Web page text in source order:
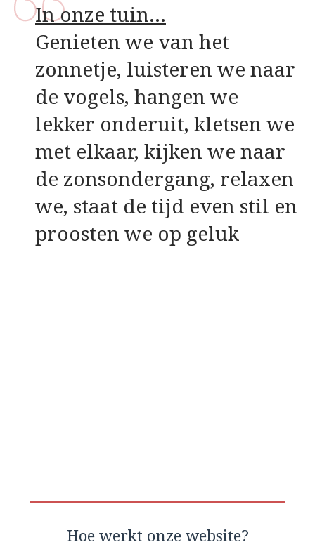
In onze tuin…
Genieten we van het
zonnetje, luisteren we naar
de vogels, hangen we
lekker onderuit, kletsen we
met elkaar, kijken we naar
de zonsondergang, relaxen
we, staat de tijd even stil en
proosten we op geluk
Hoe werkt onze website?